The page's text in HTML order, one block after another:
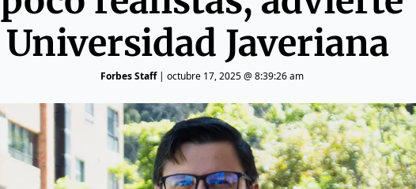
Universidad Javeriana
Forbes Staff| octubre 17, 2025 @ 8:39:26 am